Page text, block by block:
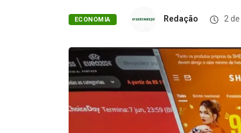
ECONOMIA Redação 2